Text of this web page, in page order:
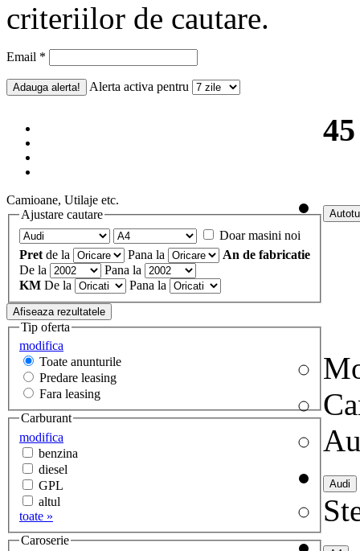
criteriilor de cautare.
Email *
Alerta activa pentru
Camioane, Utilaje etc.
Ajustare cautare
Doar masini noi
Pret de la Pana la
An de fabricatie
De la
Pana la
KM De la Pana la
modifica
Tip oferta
Toate anunturile
Predare leasing
Fara leasing
modifica
Carburant
benzina
diesel
GPL
altul
toate »
Caroserie